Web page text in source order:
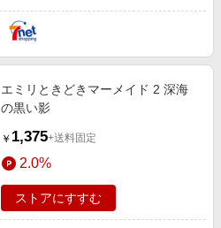
エミリときどきマーメイド 2 深海
の黒い影
￥ 1,375+送料固定
2.0%
ストアにすすむ